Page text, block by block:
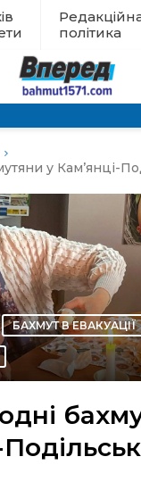
політика
у Кам’янці-
БАХМУТ В ЕВАКУАЦІЇ